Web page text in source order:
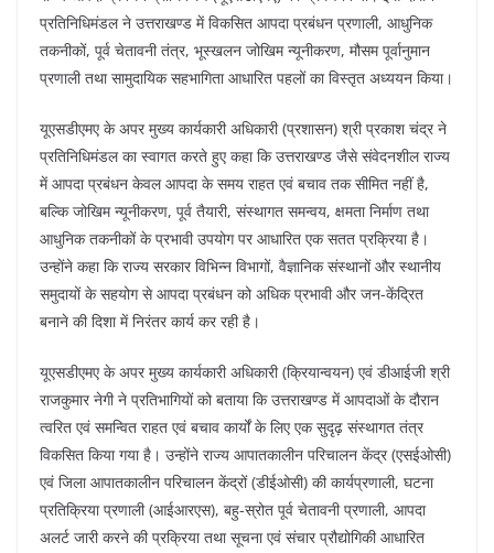
o
k
p
प्रतिनिधिमंडल ने उत्तराखण्ड में विकसित आपदा प्रबंधन प्रणाली, आधुनिक
तकनीकों, पूर्व चेतावनी तंत्र, भूस्खलन जोखिम न्यूनीकरण, मौसम पूर्वानुमान
प्रणाली तथा सामुदायिक सहभागिता आधारित पहलों का विस्तृत अध्ययन किया।
यूएसडीएमए के अपर मुख्य कार्यकारी अधिकारी (प्रशासन) श्री प्रकाश चंद्र ने
प्रतिनिधिमंडल का स्वागत करते हुए कहा कि उत्तराखण्ड जैसे संवेदनशील राज्य
में आपदा प्रबंधन केवल आपदा के समय राहत एवं बचाव तक सीमित नहीं है,
बल्कि जोखिम न्यूनीकरण, पूर्व तैयारी, संस्थागत समन्वय, क्षमता निर्माण तथा
आधुनिक तकनीकों के प्रभावी उपयोग पर आधारित एक सतत प्रक्रिया है।
उन्होंने कहा कि राज्य सरकार विभिन्न विभागों, वैज्ञानिक संस्थानों और स्थानीय
समुदायों के सहयोग से आपदा प्रबंधन को अधिक प्रभावी और जन-केंद्रित
बनाने की दिशा में निरंतर कार्य कर रही है।
यूएसडीएमए के अपर मुख्य कार्यकारी अधिकारी (क्रियान्वयन) एवं डीआईजी श्री
राजकुमार नेगी ने प्रतिभागियों को बताया कि उत्तराखण्ड में आपदाओं के दौरान
त्वरित एवं समन्वित राहत एवं बचाव कार्यों के लिए एक सुदृढ़ संस्थागत तंत्र
विकसित किया गया है। उन्होंने राज्य आपातकालीन परिचालन केंद्र (एसईओसी)
एवं जिला आपातकालीन परिचालन केंद्रों (डीईओसी) की कार्यप्रणाली, घटना
प्रतिक्रिया प्रणाली (आईआरएस), बहु-स्रोत पूर्व चेतावनी प्रणाली, आपदा
अलर्ट जारी करने की प्रक्रिया तथा सूचना एवं संचार प्रौद्योगिकी आधारित